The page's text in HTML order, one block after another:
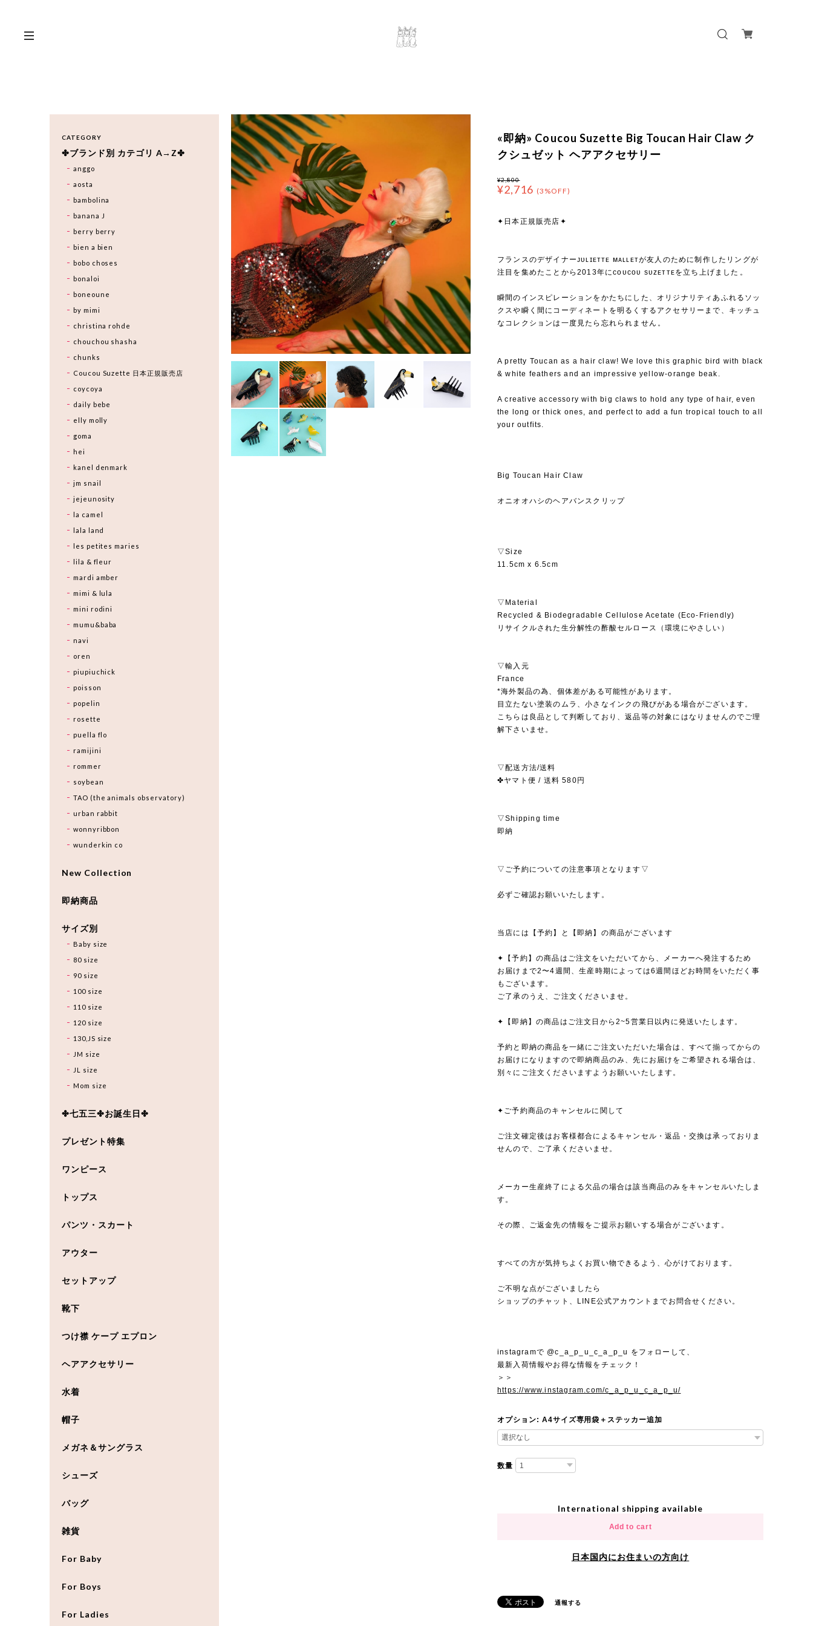
«即納» Coucou Suzette Big Toucan Hair Claw ク
クシュゼット ヘアアクセサリー
¥2,800
¥2,716 (3%OFF)
✦日本正規販売店✦
フランスのデザイナーᴊᴜʟɪᴇᴛᴛᴇ ᴍᴀʟʟᴇᴛが友人のために制作したリングが
注目を集めたことから2013年にᴄᴏᴜᴄᴏᴜ sᴜᴢᴇᴛᴛᴇを立ち上げました⁡。
瞬間のインスピレーションをかたちにした、オリジナリティあふれるソッ
クスや瞬く間にコーディネートを明るくするアクセサリーまで、キッチュ
なコレクションは一度見たら忘れられません⁡。
A pretty Toucan as a hair claw! We love this graphic bird with black
& white feathers and an impressive yellow-orange beak.
A creative accessory with big claws to hold any type of hair, even
the long or thick ones, and perfect to add a fun tropical touch to all
your outfits.
Big Toucan Hair Claw
オニオオハシのヘアバンスクリップ
▽Size
11.5cm x 6.5cm
▽Material
Recycled & Biodegradable Cellulose Acetate (Eco-Friendly)
リサイクルされた生分解性の酢酸セルロース（環境にやさしい）
▽輸入元
France
*海外製品の為、個体差がある可能性があります。
目立たない塗装のムラ、小さなインクの飛びがある場合がございます。
こちらは良品として判断しており、返品等の対象にはなりませんのでご理
解下さいませ。
▽配送方法/送料
✤ヤマト便 / 送料 580円
▽Shipping time
即納
▽ご予約についての注意事項となります▽
必ずご確認お願いいたします。
当店には【予約】と【即納】の商品がございます
✦【予約】の商品はご注文をいただいてから、メーカーへ発注するため
お届けまで2〜4週間、生産時期によっては6週間ほどお時間をいただく事
もございます。
ご了承のうえ、ご注文くださいませ。
✦【即納】の商品はご注文日から2~5営業日以内に発送いたします。
予約と即納の商品を一緒にご注文いただいた場合は、すべて揃ってからの
お届けになりますので即納商品のみ、先にお届けをご希望される場合は、
別々にご注文くださいますようお願いいたします。
✦ご予約商品のキャンセルに関して
ご注文確定後はお客様都合によるキャンセル・返品・交換は承っておりま
せんので、ご了承くださいませ。
メーカー生産終了による欠品の場合は該当商品のみをキャンセルいたしま
す。
その際、ご返金先の情報をご提示お願いする場合がございます。
すべての方が気持ちよくお買い物できるよう、心がけております。
ご不明な点がございましたら
ショップのチャット、LINE公式アカウントまでお問合せください。
instagramで @c_a_p_u_c_a_p_u をフォローして、
最新入荷情報やお得な情報をチェック！
＞＞
https://www.instagram.com/c_a_p_u_c_a_p_u/
オプション: A4サイズ専用袋＋ステッカー追加
数量
International shipping available
Add to cart
日本国内にお住まいの方向け
通報する
CATEGORY
✤ブランド別 カテゴリ A→Z✤
anggo
aosta
bambolina
banana J
berry berry
bien a bien
bobo choses
bonaloi
boneoune
by mimi
christina rohde
chouchou shasha
chunks
Coucou Suzette 日本正規販売店
coycoya
daily bebe
elly molly
goma
hei
kanel denmark
jm snail
jejeunosity
la camel
lala land
les petites maries
lila & fleur
mardi amber
mimi & lula
mini rodini
mumu&baba
navi
oren
piupiuchick
poisson
popelin
rosette
puella flo
ramijini
rommer
soybean
TAO (the animals observatory)
urban rabbit
wonnyribbon
wunderkin co
New Collection
即納商品
サイズ別
Baby size
80 size
90 size
100 size
110 size
120 size
130,JS size
JM size
JL size
Mom size
✤七五三✤お誕生日✤
プレゼント特集
ワンピース
トップス
パンツ・スカート
アウター
セットアップ
靴下
つけ襟 ケープ エプロン
ヘアアクセサリー
水着
帽子
メガネ＆サングラス
シューズ
バッグ
雑貨
For Baby
For Boys
For Ladies